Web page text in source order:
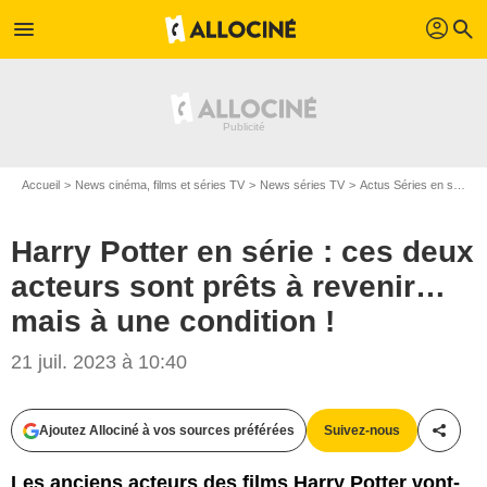
menu profil search
Accueil News cinéma, films et séries TV News séries TV Actus Séries en streaming
Harry Potter en série : ces deux
acteurs sont prêts à revenir…
mais à une condition !
21 juil. 2023 à 10:40
Ajoutez Allociné à vos sources préférées Suivez-nous
Les anciens acteurs des films Harry Potter vont-